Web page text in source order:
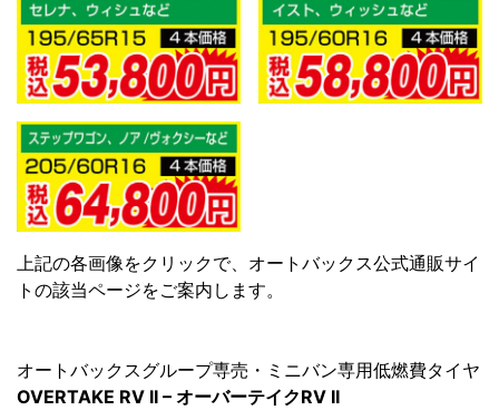
上記の各画像をクリックで、オートバックス公式通販サイ
トの該当ページをご案内します。
オートバックスグループ専売・ミニバン専用低燃費タイヤ
OVERTAKE RV II – オーバーテイクRV II